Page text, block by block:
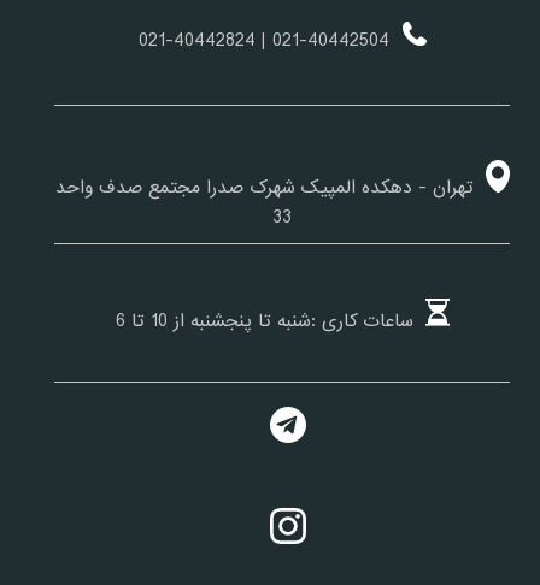
021-40442504
| 021-40442824
تهران - دهکده المپیک شهرک صدرا مجتمع صدف واحد
33
ساعات کاری :شنبه تا پنجشنبه از 10 تا 6